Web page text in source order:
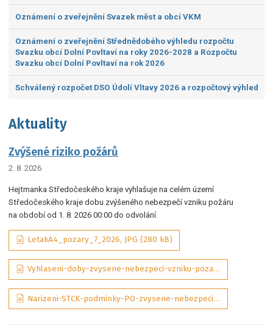
Oznámení o zveřejnění Svazek měst a obcí VKM
Oznámení o zveřejnění Střednědobého výhledu rozpočtu
Svazku obcí Dolní Povltaví na roky 2026-2028 a Rozpočtu
Svazku obcí Dolní Povltaví na rok 2026
Schválený rozpočet DSO Údolí Vltavy 2026 a rozpočtový výhled
Aktuality
Zvýšené riziko požárů
2. 8. 2026
Hejtmanka Středočeského kraje vyhlašuje na celém území
Středočeského kraje dobu zvýšeného nebezpečí vzniku požáru
na období od 1. 8. 2026 00:00 do odvolání.
LetakA4_pozary_7_2026, JPG (280 kB)
Vyhlaseni-doby-zvysene-nebezpeci-vzniku-pozaru-07-2026-sig_aDQP3Wd, PDF (292 kB)
Narizeni-STCK-podminky-PO-zvysene-nebezpeci-pozaru-01-2025-ASPI_tObrJIM, PDF (131 kB)